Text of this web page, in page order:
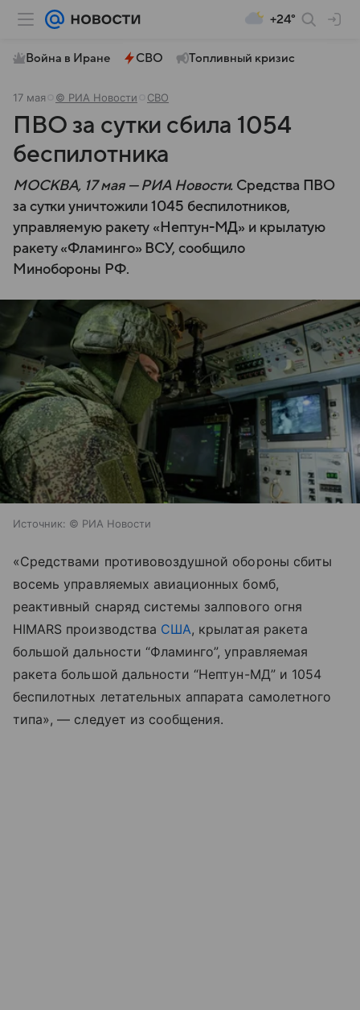
+24°
Война в Иране СВО Топливный кризис
17 мая © РИА Новости СВО
ПВО за сутки сбила 1054
беспилотника
МОСКВА, 17 мая — РИА Новости. Средства ПВО
за сутки уничтожили 1045 беспилотников,
управляемую ракету «Нептун-МД» и крылатую
ракету «Фламинго» ВСУ, сообщило
Минобороны РФ.
Источник: © РИА Новости
«Средствами противовоздушной обороны сбиты
восемь управляемых авиационных бомб,
реактивный снаряд системы залпового огня
HIMARS производства США, крылатая ракета
большой дальности “Фламинго”, управляемая
ракета большой дальности “Нептун-МД” и 1054
беспилотных летательных аппарата самолетного
типа», — следует из сообщения.